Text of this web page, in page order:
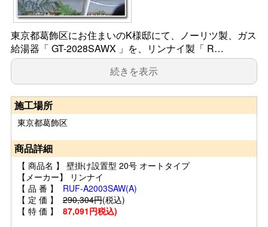
東京都葛飾区にお住まいのK様邸にて、ノーリツ製、ガス
給湯器「 GT-2028SAWX 」を、リンナイ製「 R…
続きを表示
施工場所
東京都葛飾区
商品詳細
【 商品名 】 壁掛け設置型 20号 オートタイプ
【メーカー】 リンナイ
【 品 番 】 RUF-A2003SAW(A)
【 定 価 】 290,304円(税込)
【 特 価 】 87,091円税込)